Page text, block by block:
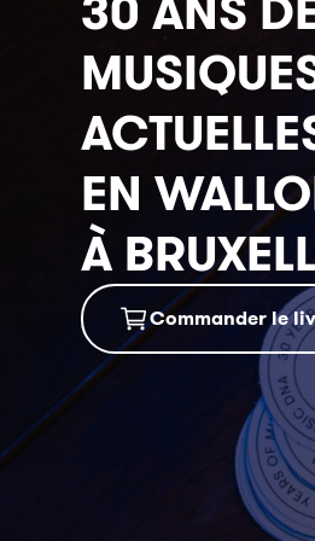
EN
À
Commander le